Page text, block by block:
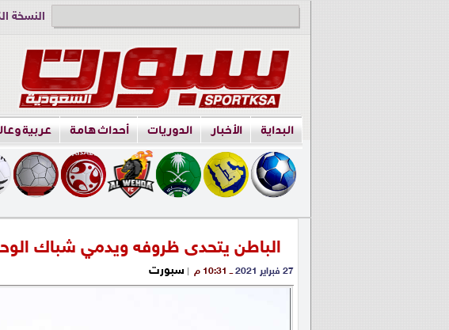
النسخة
البداية الأخبار الدوريات أحداث هامة عربية
الباطن يتحدى ظروفه ويدمي شباك
27 فبراير 2021 ــ 10:31 م | سبورت